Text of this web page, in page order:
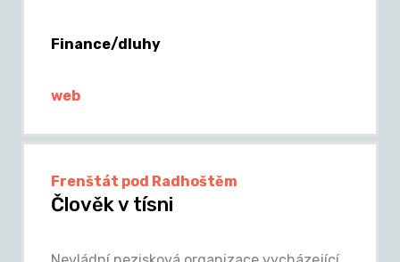
Finance/dluhy
web
Frenštát pod Radhoštěm
Člověk v tísni